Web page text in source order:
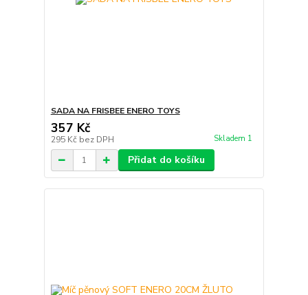
SADA NA FRISBEE ENERO TOYS
357 Kč
295 Kč bez DPH Skladem 1
Přidat do košíku